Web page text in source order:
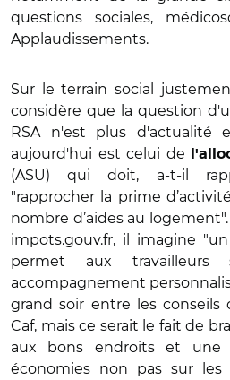
questions sociales,
Applaudissements.
Sur le terrain social
considère que la question
RSA n'est plus d'actualité
aujourd'hui est celui de
(ASU) qui doit, a-t-il
"rapprocher la prime
nombre d’aides au
impots.gouv.fr, il imagine
permet aux travailleurs
accompagnement
grand soir entre les
Caf, mais ce serait le fait de
aux bons endroits et une
économies non pas sur les